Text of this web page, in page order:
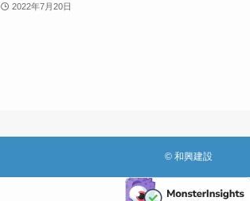
2022年7月20日
© 和興建設